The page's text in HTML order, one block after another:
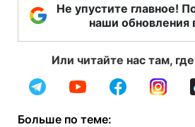
Не упустите главное!
наши обновления
Или читайте нас там,
Больше по теме: